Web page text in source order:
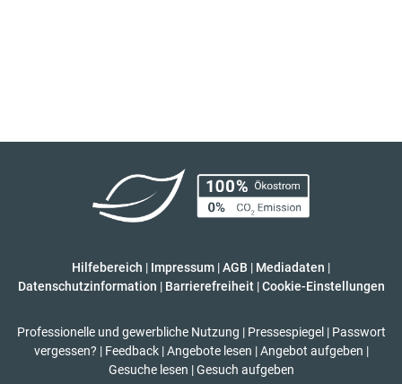
Hilfebereich | Impressum |AGB | Mediadaten |
Datenschutzinformation | Barrierefreiheit | Cookie-Einstellungen
Professionelle und gewerbliche Nutzung | Pressespiegel | Passwort
vergessen? | Feedback | Angebote lesen | Angebot aufgeben |
Gesuche lesen | Gesuch aufgeben